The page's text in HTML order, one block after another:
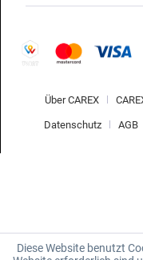
Über CAREX
Datenschutz AGB
Diese Website benutzt